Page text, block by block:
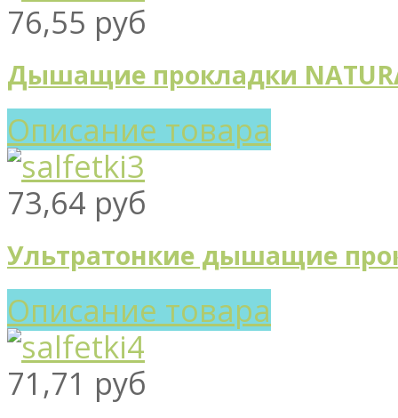
76,55 руб
Дышащие прокладки
Описание товара
73,64 руб
Ультратонкие дышащие
Описание товара
71,71 руб